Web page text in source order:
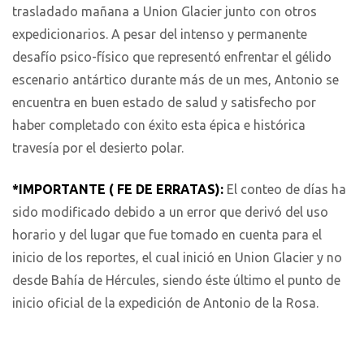
trasladado mañana a Union Glacier junto con otros
expedicionarios. A pesar del intenso y permanente
desafío psico-físico que representó enfrentar el gélido
escenario antártico durante más de un mes, Antonio se
encuentra en buen estado de salud y satisfecho por
haber completado con éxito esta épica e histórica
travesía por el desierto polar.
*IMPORTANTE ( FE DE ERRATAS): El conteo de días ha
sido modificado debido a un error que derivó del uso
horario y del lugar que fue tomado en cuenta para el
inicio de los reportes, el cual inició en Union Glacier y no
desde Bahía de Hércules, siendo éste último el punto de
inicio oficial de la expedición de Antonio de la Rosa.